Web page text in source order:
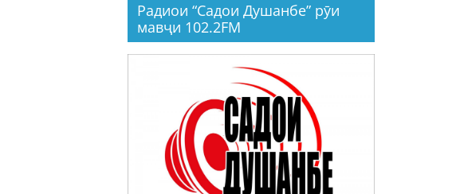
Радиои “Садои Душанбе” рӯи
мавҷи 102.2FM